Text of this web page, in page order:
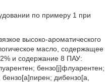
по примеру 1 при
высоко-ароматического
масло, содержащее
и содержание 8 ПАУ:
бензо[j]флуарентен;
дибензо[a,